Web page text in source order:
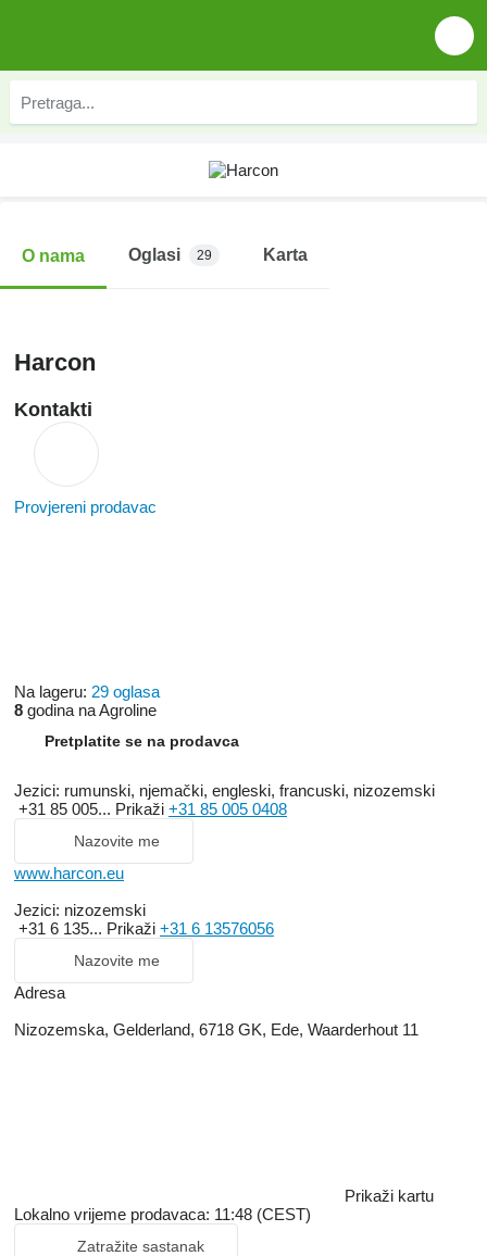
O nama Oglasi 29 Karta
Harcon
Kontakti
Provjereni prodavac
Na lageru: 29 oglasa
8 godina na Agroline
Pretplatite se na prodavca
Jezici: rumunski, njemački, engleski, francuski, nizozemski
+31 85 005... Prikaži +31 85 005 0408
Nazovite me
www.harcon.eu
Jezici: nizozemski
+31 6 135... Prikaži +31 6 13576056
Nazovite me
Adresa
Nizozemska, Gelderland, 6718 GK, Ede, Waarderhout 11
Prikaži kartu
Lokalno vrijeme prodavaca: 11:48 (CEST)
Zatražite sastanak